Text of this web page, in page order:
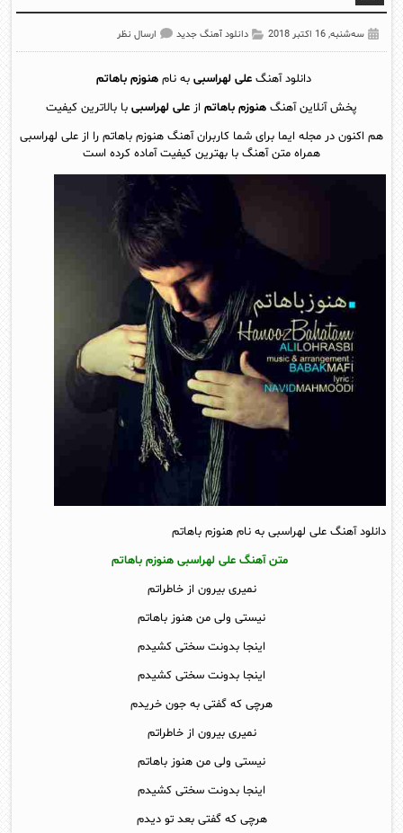
سه‌شنبه, 16 اکتبر 2018 دانلود آهنگ جدید ارسال نظر
دانلود آهنگعلی لهراسبی به نامهنوزم باهاتم
پخش آنلاين آهنگ هنوزم باهاتم از علی لهراسبی با بالاترین کیفیت
هم اکنون در مجله ایما برای شما کاربران آهنگ هنوزم باهاتم را از علی لهراسبی
همراه متن آهنگ با بهترین کیفیت آماده کرده است
دانلود آهنگ علی لهراسبی به نام هنوزم باهاتم
متن آهنگ علی لهراسبی هنوزم باهاتم
نمیری بیرون از خاطراتم
نیستی ولی من هنوز باهاتم
اینجا بدونت سختی کشیدم
اینجا بدونت سختی کشیدم
هرچی که گفتی به جون خریدم
نمیری بیرون از خاطراتم
نیستی ولی من هنوز باهاتم
اینجا بدونت سختی کشیدم
هرچی که گفتی بعد تو دیدم